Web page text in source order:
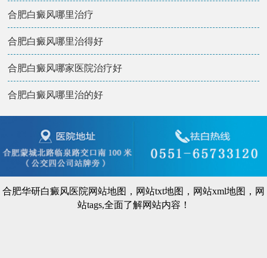
合肥白癜风哪里治疗
合肥白癜风哪里治得好
合肥白癜风哪家医院治疗好
合肥白癜风哪里治的好
合肥华研白癜风医院网站地图 ， 网站txt地图 ， 网站xml地图 ， 网
站tags,全面了解网站内容！